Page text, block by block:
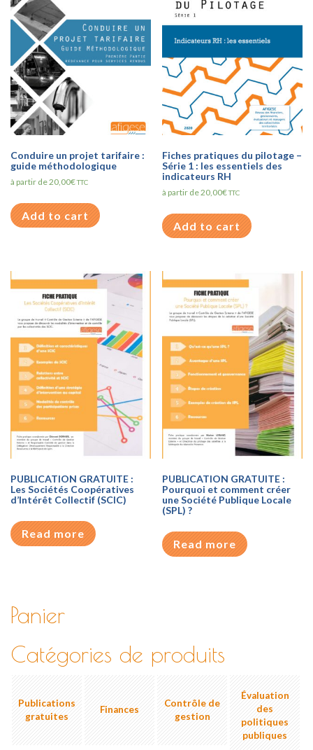
Conduire un projet tarifaire :
guide méthodologique
à partir de20,00€TTC
Add to cart
Fiches pratiques du pilotage –
Série 1 : les essentiels des
indicateurs RH
à partir de20,00€TTC
Add to cart
PUBLICATION GRATUITE :
Les Sociétés Coopératives
d’Intérêt Collectif (SCIC)
Read more
PUBLICATION GRATUITE :
Pourquoi et comment créer
une Société Publique Locale
(SPL) ?
Read more
Panier
Catégories de produits
Publications
gratuites
Finances
Contrôle de
gestion
Évaluation
des
politiques
publiques